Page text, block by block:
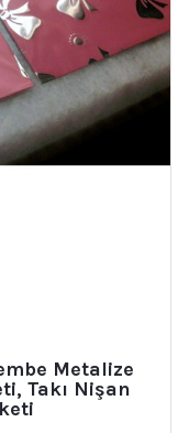
Metalize
Takı Nişan